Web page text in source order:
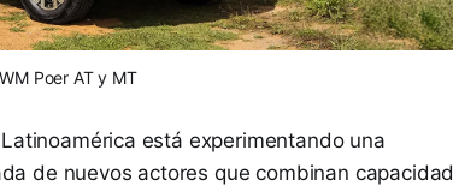
Poer AT y MT
está experimentando una
de nuevos actores que combinan capacidad